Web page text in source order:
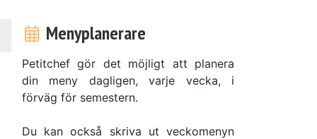
Menyplanerare
Petitchef gör det möjligt att planera
din meny dagligen, varje vecka, i
förväg för semestern.
Du kan också skriva ut veckomenyn